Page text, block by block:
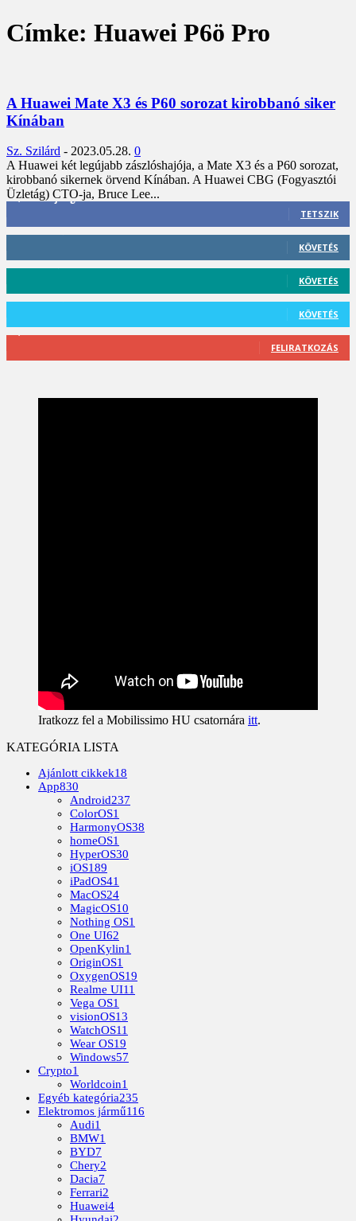
Címke: Huawei P6ö Pro
A Huawei Mate X3 és P60 sorozat kirobbanó siker
Kínában
Sz. Szilárd - 2023.05.28. 0
A Huawei két legújabb zászlóshajója, a Mate X3 és a P60 sorozat,
kirobbanó sikernek örvend Kínában. A Huawei CBG (Fogyasztói
Üzletág) CTO-ja, Bruce Lee...
3,452 Rajongók
TETSZIK
KÖVETÉS
KÖVETÉS
KÖVETÉS
FELIRATKOZÁS
Iratkozz fel a Mobilissimo HU csatornára itt.
KATEGÓRIA LISTA
Ajánlott cikkek18
App830
Android237
ColorOS1
HarmonyOS38
homeOS1
HyperOS30
iOS189
iPadOS41
MacOS24
MagicOS10
Nothing OS1
One UI62
OpenKylin1
OriginOS1
OxygenOS19
Realme UI11
Vega OS1
visionOS13
WatchOS11
Wear OS19
Windows57
Crypto1
Worldcoin1
Egyéb kategória235
Elektromos jármű116
Audi1
BMW1
BYD7
Chery2
Dacia7
Ferrari2
Huawei4